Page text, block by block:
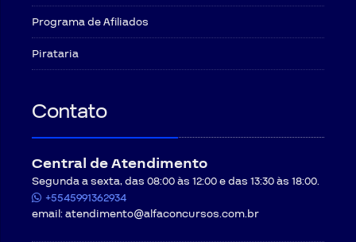
Programa de Afiliados
Pirataria
Contato
Central de Atendimento
Segunda a sexta, das 08:00 às 12:00 e das 13:30 às 18:00.
+5545991362934
email:atendimento@alfaconcursos.com.br